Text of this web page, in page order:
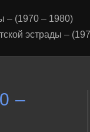
– (1970 – 1980)
эстрады –
–